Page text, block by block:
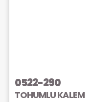
0522-290
TOHUMLU KALEM